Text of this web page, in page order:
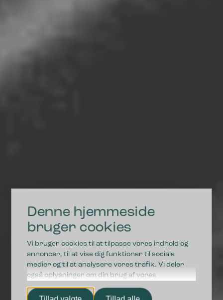
Denne hjemmeside
bruger cookies
Vi bruger cookies til at tilpasse vores indhold og
annoncer, til at vise dig funktioner til sociale
medier og til at analysere vores trafik. Vi deler
også oplysninger om din brug af vores
hjemmeside med vores partnere inden for sociale
medier, annonceringspartnere og
DRIFTSSIKRE LØSNINGER I HØJ KVALITET
Vi styrker fremtidens
affaldssortering